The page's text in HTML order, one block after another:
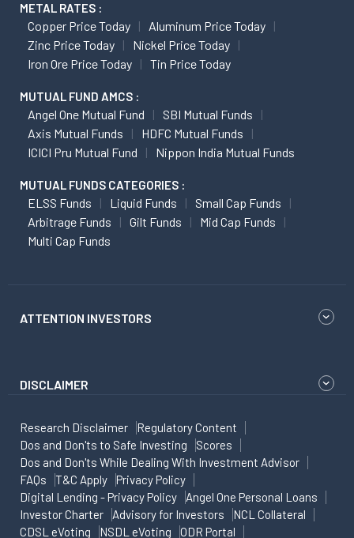
METAL RATES :
Copper Price Today
Aluminum Price Today
Zinc Price Today
Nickel Price Today
Iron Ore Price Today
Tin Price Today
MUTUAL FUND AMCS :
Angel One Mutual Fund
SBI Mutual Funds
Axis Mutual Funds
HDFC Mutual Funds
ICICI Pru Mutual Fund
Nippon India Mutual Funds
MUTUAL FUNDS CATEGORIES :
ELSS Funds Liquid Funds
Small Cap Funds
Arbitrage Funds
Gilt Funds
Mid Cap Funds
Multi Cap Funds
ATTENTION INVESTORS
DISCLAIMER
Research Disclaimer
Regulatory Content
Dos and Don'ts to Safe Investing
Scores
Dos and Don'ts While Dealing With Investment Advisor
FAQs
T&C Apply
Privacy Policy
Digital Lending - Privacy Policy
Angel One Personal Loans
Investor Charter
Advisory for Investors
NCL Collateral
CDSL eVoting
NSDL eVoting ODR Portal